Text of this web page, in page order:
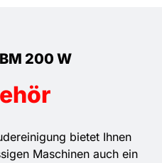
200 W
bietet Ihnen
Maschinen auch ein